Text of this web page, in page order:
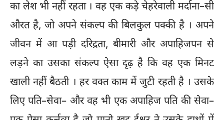
का लेश भी नहीं रहता । वह एक कड़े चेहरेवाली मर्दाना–सी
औरत है, जो अपने संकल्प की बिलकुल पक्की है । अपने
जीवन में आ पड़ी दरिद्रता, बीमारी और अपाहिजपन से
लड़ने का उसका संकल्प ऐसा दृढ़ है कि वह एक मिनट
खाली नहीं बैठती । हर वक्त काम में जुटी रहती है । उसके
लिए पति–सेवा– और वह भी एक अपाहिज पति की सेवा–